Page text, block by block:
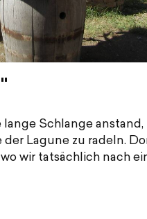
lange Schlange anstand,
Lagune zu radeln.
wir tatsächlich nach